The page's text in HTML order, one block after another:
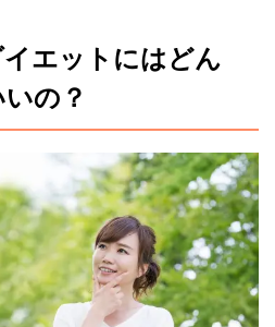
エットにはどん
の？